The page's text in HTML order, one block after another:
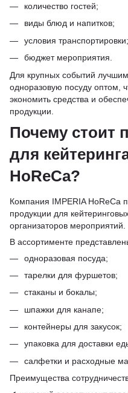
количество гостей;
виды блюд и напитков;
условия транспортировки;
бюджет мероприятия.
Для крупных событий
одноразовую посуду оптом,
экономить средства и
продукции.
Почему стоит
для
HoReCa?
Компания IMPERIA HoReCa
продукции для
организаторов мероприятий.
В ассортименте
одноразовая посуда;
тарелки для фуршетов;
стаканы и бокалы;
шпажки для канапе;
контейнеры для закусок;
упаковка для доставки
салфетки и расходные
Преимущества